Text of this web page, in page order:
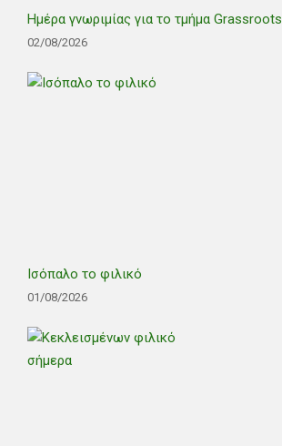
Ημέρα γνωριμίας για το τμήμα Grassroots
02/08/2026
Ισόπαλο το φιλικό
01/08/2026